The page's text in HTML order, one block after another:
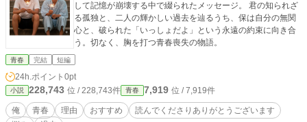
して記憶が崩壊する中で綴られたメッセージ。 君の知られざ
る孤独と、二人の輝かしい過去を辿るうち、保は自分の無関
心と、破られた「いっしょだよ」という永遠の約束に向き合
う。切なく、胸を打つ青春喪失の物語。
青春 完結 短編
24h.ポイント 0pt
小説 228,743 位 / 228,743件 青春 7,919 位 / 7,919件
俺 青春 理由 おすすめ
読んでくださりありがとうございます